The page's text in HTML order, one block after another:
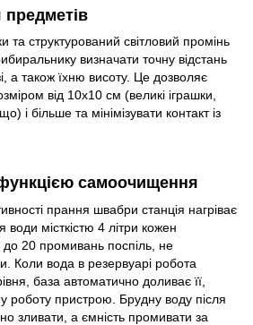
предметів
та структурований світловий промінь
визначати точну відстань
а також їхню висоту. Це дозволяє
від 10х10 см (великі іграшки,
і більше та мінімізувати контакт із
самоочищення
прання швабри станція нагріває
місткістю 4 літри кожен
20 промивань поспіль, не
Коли вода в резервуарі робота
база автоматично доливає її,
роботу пристрою. Брудну воду після
зливати, а ємність промивати за